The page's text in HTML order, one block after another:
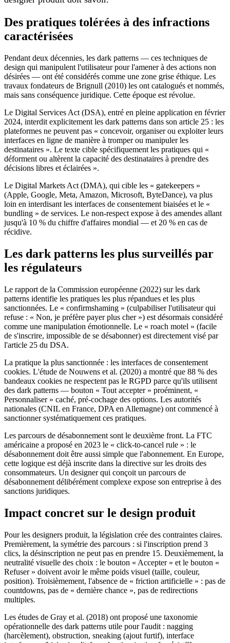
Des pratiques tolérées à des infractions
caractérisées
Pendant deux décennies, les dark patterns — ces techniques de
design qui manipulent l'utilisateur pour l'amener à des actions non
désirées — ont été considérés comme une zone grise éthique. Les
travaux fondateurs de Brignull (2010) les ont catalogués et nommés,
mais sans conséquence juridique. Cette époque est révolue.
Le Digital Services Act (DSA), entré en pleine application en février
2024, interdit explicitement les dark patterns dans son article 25 : les
plateformes ne peuvent pas « concevoir, organiser ou exploiter leurs
interfaces en ligne de manière à tromper ou manipuler les
destinataires ». Le texte cible spécifiquement les pratiques qui «
déforment ou altèrent la capacité des destinataires à prendre des
décisions libres et éclairées ».
Le Digital Markets Act (DMA), qui cible les « gatekeepers »
(Apple, Google, Meta, Amazon, Microsoft, ByteDance), va plus
loin en interdisant les interfaces de consentement biaisées et le «
bundling » de services. Le non-respect expose à des amendes allant
jusqu'à 10 % du chiffre d'affaires mondial — et 20 % en cas de
récidive.
Les dark patterns les plus surveillés par
les régulateurs
Le rapport de la Commission européenne (2022) sur les dark
patterns identifie les pratiques les plus répandues et les plus
sanctionnées. Le « confirmshaming » (culpabiliser l'utilisateur qui
refuse : « Non, je préfère payer plus cher ») est désormais considéré
comme une manipulation émotionnelle. Le « roach motel » (facile
de s'inscrire, impossible de se désabonner) est directement visé par
l'article 25 du DSA.
La pratique la plus sanctionnée : les interfaces de consentement
cookies. L'étude de Nouwens et al. (2020) a montré que 88 % des
bandeaux cookies ne respectent pas le RGPD parce qu'ils utilisent
des dark patterns — bouton « Tout accepter » proéminent, «
Personnaliser » caché, pré-cochage des options. Les autorités
nationales (CNIL en France, DPA en Allemagne) ont commencé à
sanctionner systématiquement ces pratiques.
Les parcours de désabonnement sont le deuxième front. La FTC
américaine a proposé en 2023 le « click-to-cancel rule » : le
désabonnement doit être aussi simple que l'abonnement. En Europe,
cette logique est déjà inscrite dans la directive sur les droits des
consommateurs. Un designer qui conçoit un parcours de
désabonnement délibérément complexe expose son entreprise à des
sanctions juridiques.
Impact concret sur le design produit
Pour les designers produit, la législation crée des contraintes claires.
Premièrement, la symétrie des parcours : si l'inscription prend 3
clics, la désinscription ne peut pas en prendre 15. Deuxièmement, la
neutralité visuelle des choix : le bouton « Accepter » et le bouton «
Refuser » doivent avoir le même poids visuel (taille, couleur,
position). Troisièmement, l'absence de « friction artificielle » : pas de
countdowns, pas de « dernière chance », pas de redirections
multiples.
Les études de Gray et al. (2018) ont proposé une taxonomie
opérationnelle des dark patterns utile pour l'audit : nagging
(harcèlement), obstruction, sneaking (ajout furtif), interface